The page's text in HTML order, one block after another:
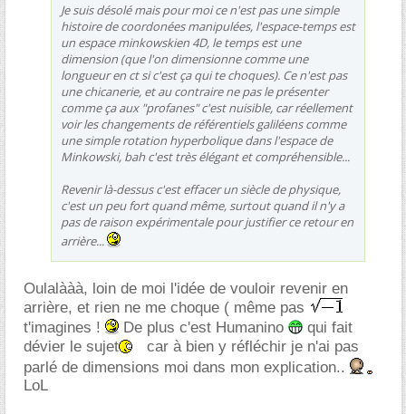
Je suis désolé mais pour moi ce n'est pas une simple
histoire de coordonées manipulées, l'espace-temps est
un espace minkowskien 4D, le temps est une
dimension (que l'on dimensionne comme une
longueur en ct si c'est ça qui te choques). Ce n'est pas
une chicanerie, et au contraire ne pas le présenter
comme ça aux "profanes" c'est nuisible, car réellement
voir les changements de référentiels galiléens comme
une simple rotation hyperbolique dans l'espace de
Minkowski, bah c'est très élégant et compréhensible...
Revenir là-dessus c'est effacer un siècle de physique,
c'est un peu fort quand même, surtout quand il n'y a
pas de raison expérimentale pour justifier ce retour en
arrière...
Oulalààà, loin de moi l'idée de vouloir revenir en
arrière, et rien ne me choque ( même pas
t'imagines !
De plus c'est Humanino
qui fait
dévier le sujet
car à bien y réfléchir je n'ai pas
parlé de dimensions moi dans mon explication..
LoL